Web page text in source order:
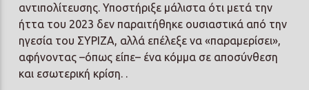
αντιπολίτευσης. Υποστήριξε μάλιστα ότι μετά την
ήττα του 2023 δεν παραιτήθηκε ουσιαστικά από την
ηγεσία του ΣΥΡΙΖΑ, αλλά επέλεξε να «παραμερίσει»,
αφήνοντας –όπως είπε– ένα κόμμα σε αποσύνθεση
και εσωτερική κρίση. .